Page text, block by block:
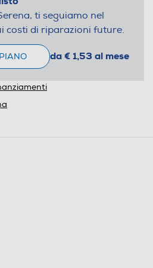
ti seguiamo nel
costi di riparazioni future.
da € 1,53 al mese